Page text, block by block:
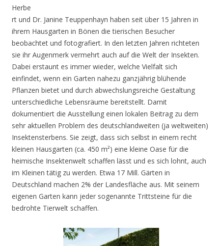
Herbe
rt und Dr. Janine Teuppenhayn haben seit über 15 Jahren in
ihrem Hausgarten in Bönen die tierischen Besucher
beobachtet und fotografiert. In den letzten Jahren richteten
sie ihr Augenmerk vermehrt auch auf die Welt der Insekten.
Dabei erstaunt es immer wieder, welche Vielfalt sich
einfindet, wenn ein Garten nahezu ganzjährig blühende
Pflanzen bietet und durch abwechslungsreiche Gestaltung
unterschiedliche Lebensräume bereitstellt. Damit
dokumentiert die Ausstellung einen lokalen Beitrag zu dem
sehr aktuellen Problem des deutschlandweiten (ja weltweiten)
Insektensterbens. Sie zeigt, dass sich selbst in einem recht
kleinen Hausgarten (ca. 450 m²) eine kleine Oase für die
heimische Insektenwelt schaffen lässt und es sich lohnt, auch
im Kleinen tätig zu werden. Etwa 17 Mill. Gärten in
Deutschland machen 2% der Landesfläche aus. Mit seinem
eigenen Garten kann jeder sogenannte Trittsteine für die
bedrohte Tierwelt schaffen.